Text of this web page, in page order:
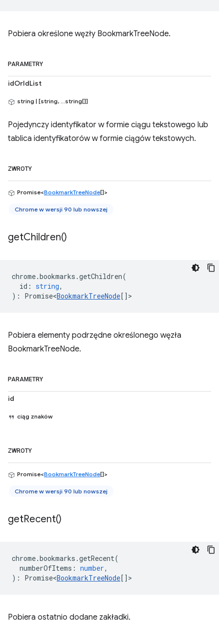
Pobiera określone węzły BookmarkTreeNode.
PARAMETRY
idOrIdList
string | [string, ...string[]]
Pojedynczy identyfikator w formie ciągu tekstowego lub
tablica identyfikatorów w formie ciągów tekstowych.
ZWROTY
Promise<BookmarkTreeNode[]>
Chrome w wersji 90 lub nowszej
getChildren()
chrome.bookmarks .getChildren(
id : string,
) : Promise<BookmarkTreeNode [] >
Pobiera elementy podrzędne określonego węzła
BookmarkTreeNode.
PARAMETRY
id
ciąg znaków
ZWROTY
Promise<BookmarkTreeNode[]>
Chrome w wersji 90 lub nowszej
getRecent()
chrome.bookmarks .getRecent(
numberOfItems : number,
) : Promise<BookmarkTreeNode [] >
Pobiera ostatnio dodane zakładki.